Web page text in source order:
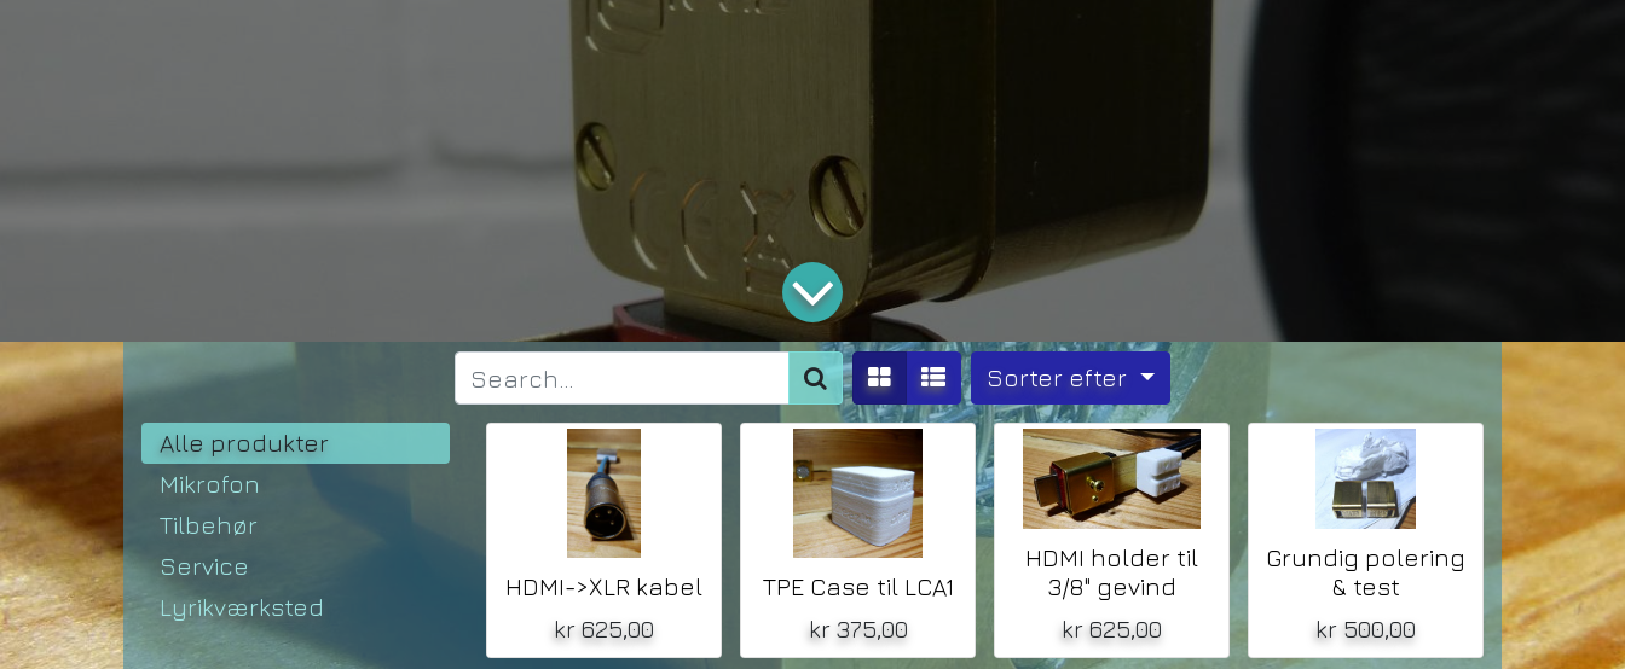
Sorter efter
Alle produkter
Mikrofon
Tilbehør
Service
Lyrikværksted
HDMI->XLR kabel
kr625,00
TPE Case til LCA1
kr 375,00
HDMI holder til
3/8" gevind
kr625,00
Grundig polering
& test
kr 500,00